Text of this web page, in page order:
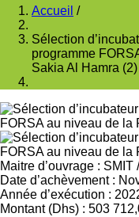
Fil
d'Ariane
Accueil /
Sélection
programme
Sakia Al Hamra (2)
Maitre d’ouvrage : SMIT
Date d’achèvement :
Année d’exécution :
Montant (Dhs) : 503